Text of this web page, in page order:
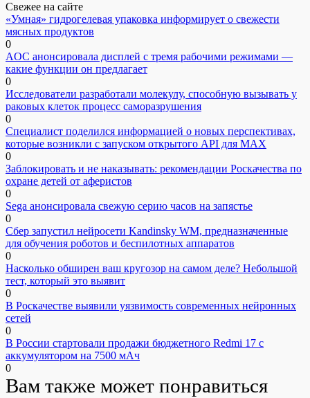
Свежее на сайте
«Умная» гидрогелевая упаковка информирует о свежести
мясных продуктов
0
AOC анонсировала дисплей с тремя рабочими режимами —
какие функции он предлагает
0
Исследователи разработали молекулу, способную вызывать у
раковых клеток процесс саморазрушения
0
Специалист поделился информацией о новых перспективах,
которые возникли с запуском открытого API для МАХ
0
Заблокировать и не наказывать: рекомендации Роскачества по
охране детей от аферистов
0
Sega анонсировала свежую серию часов на запястье
0
Сбер запустил нейросети Kandinsky WM, предназначенные
для обучения роботов и беспилотных аппаратов
0
Насколько обширен ваш кругозор на самом деле? Небольшой
тест, который это выявит
0
В Роскачестве выявили уязвимость современных нейронных
сетей
0
В России стартовали продажи бюджетного Redmi 17 с
аккумулятором на 7500 мАч
0
Вам также может понравиться